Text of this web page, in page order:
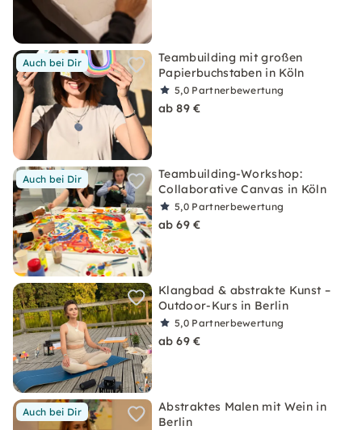
Auch bei Dir
Teambuilding mit großen
Papierbuchstaben in Köln
5,0 Partnerbewertung
ab 89 €
Auch bei Dir
Teambuilding-Workshop:
Collaborative Canvas in Köln
5,0 Partnerbewertung
ab 69 €
Klangbad & abstrakte Kunst –
Outdoor-Kurs in Berlin
5,0 Partnerbewertung
ab 69 €
Auch bei Dir
Abstraktes Malen mit Wein in
Berlin